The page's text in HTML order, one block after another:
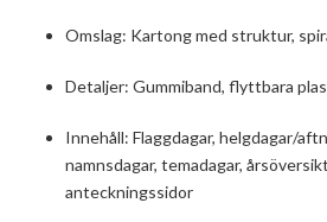
Omslag: Kartong med struktur,
Detaljer: Gummiband, flyttbara
Innehåll: Flaggdagar, helgdagar/
namnsdagar, temadagar,
anteckningssidor